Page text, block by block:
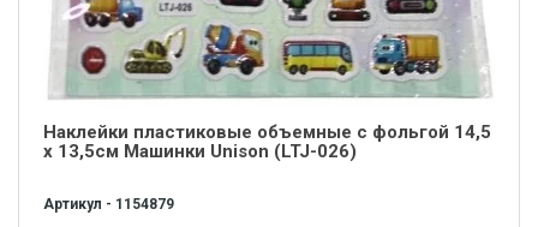
Наклейки пластиковые объемные с фольгой 14,5
х 13,5см Машинки Unison (LTJ-026)
Артикул - 1154879